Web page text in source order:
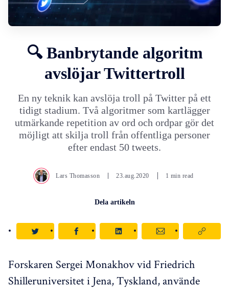
🔍 Banbrytande algoritm
avslöjar Twittertroll
En ny teknik kan avslöja troll på Twitter på ett
tidigt stadium. Två algoritmer som kartlägger
utmärkande repetition av ord och ordpar gör det
möjligt att skilja troll från offentliga personer
efter endast 50 tweets.
Lars Thomasson 23.aug.2020 1 min read
Dela artikeln
Forskaren Sergei Monakhov vid Friedrich
Shilleruniversitet i Jena, Tyskland, använde